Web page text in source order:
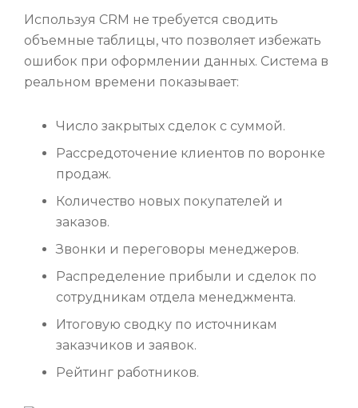
Используя CRM не требуется сводить
объемные таблицы, что позволяет избежать
ошибок при оформлении данных. Система в
реальном времени показывает:
Число закрытых сделок с суммой.
Рассредоточение клиентов по воронке
продаж.
Количество новых покупателей и
заказов.
Звонки и переговоры менеджеров.
Распределение прибыли и сделок по
сотрудникам отдела менеджмента.
Итоговую сводку по источникам
заказчиков и заявок.
Рейтинг работников.